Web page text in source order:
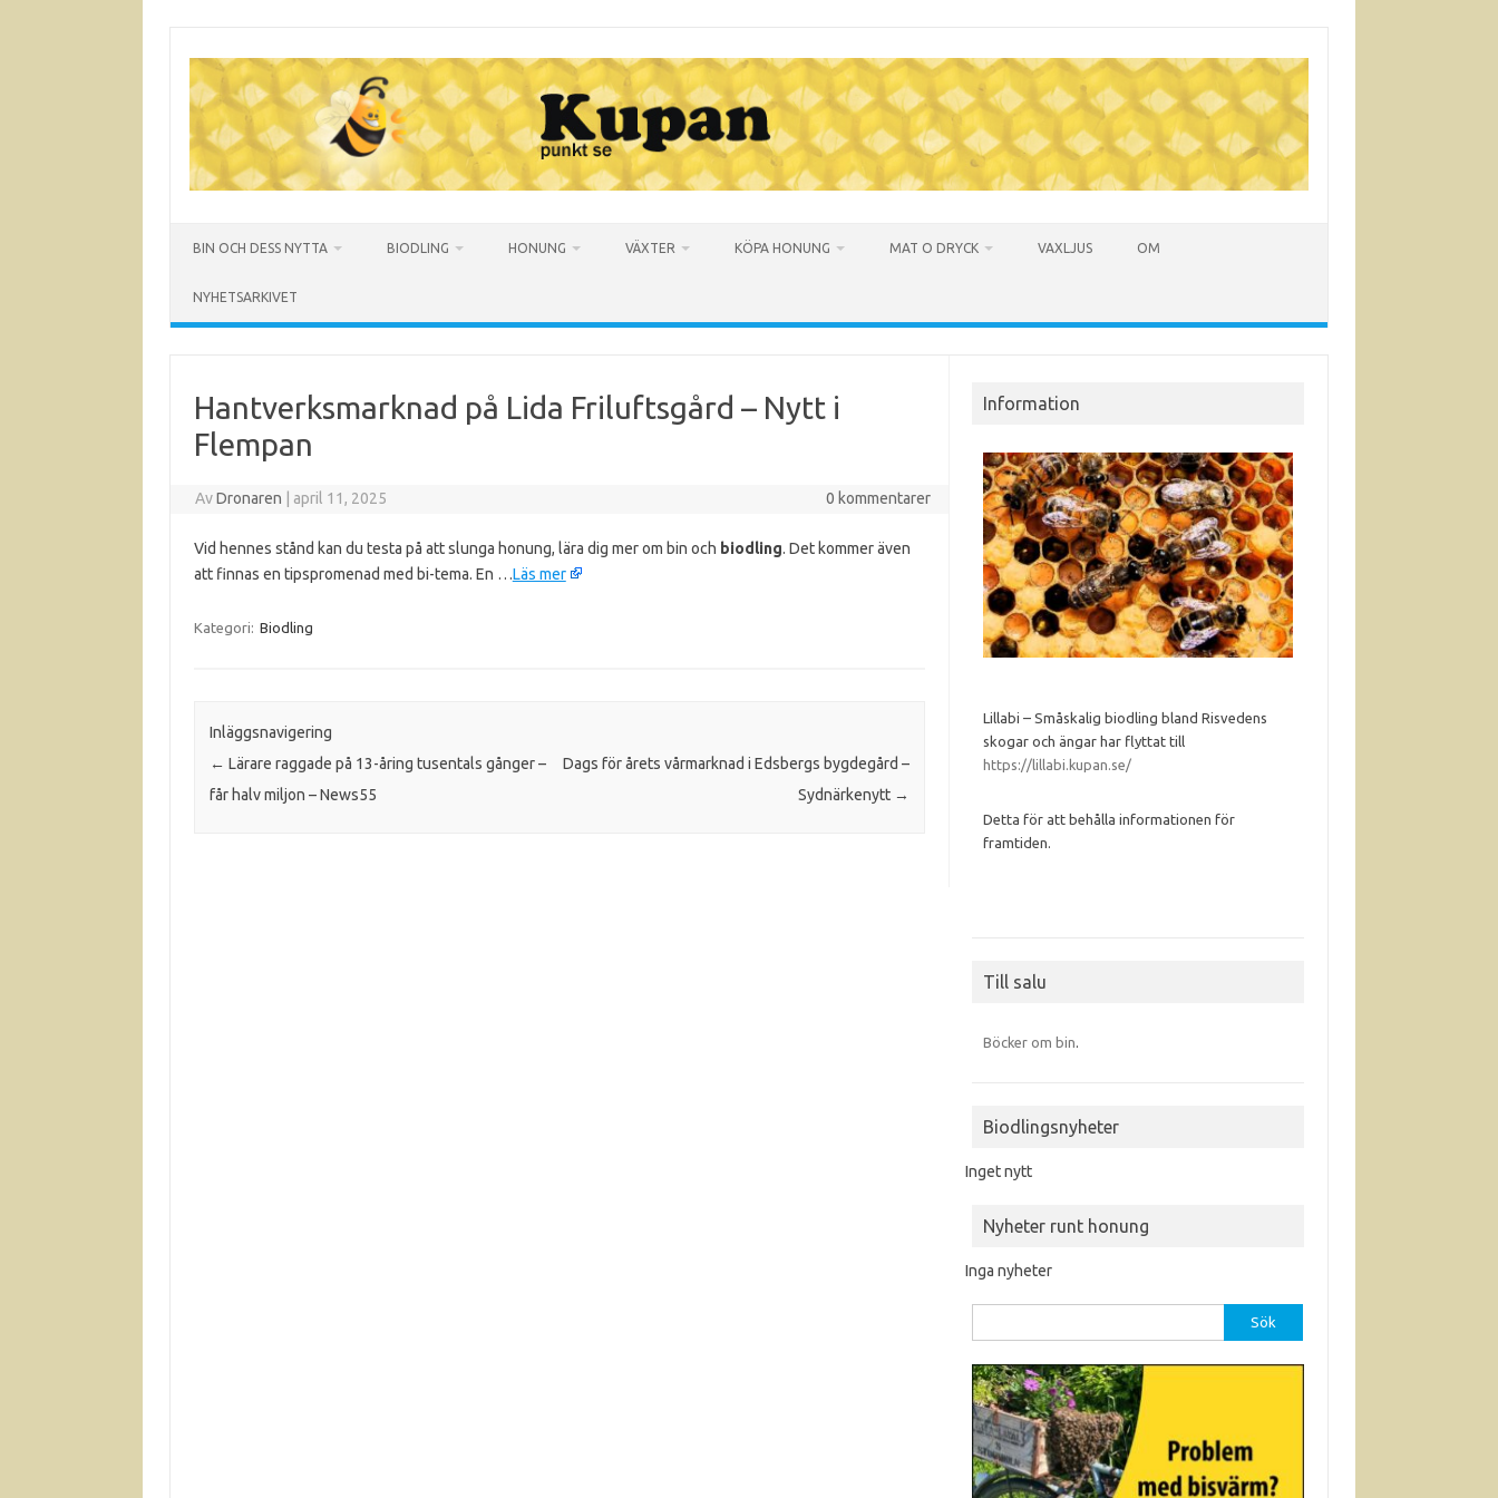
innehåll
BIN OCH DESS NYTTA BIODLING HONUNG VÄXTER KÖPA HONUNG MAT O DRYCK VAXLJUS OM
NYHETSARKIVET
Hantverksmarknad på Lida Friluftsgård – Nytt i
Flempan
AvDronaren april 11, 2025 0 kommentarer
Vid hennes stånd kan du testa på att slunga honung, lära dig mer om bin och biodling. Det kommer även
att finnas en tipspromenad med bi-tema. En …Läs mer
Kategori: Biodling
Inläggsnavigering
← Lärare raggade på 13-åring tusentals gånger –
får halv miljon – News55
Dags för årets vårmarknad i Edsbergs bygdegård –
Sydnärkenytt →
Information
Lillabi – Småskalig biodling bland Risvedens
skogar och ängar har flyttat till
https://lillabi.kupan.se/
Detta för att behålla informationen för
framtiden.
Till salu
Böcker om bin.
Biodlingsnyheter
Inget nytt
Nyheter runt honung
Inga nyheter
efter: